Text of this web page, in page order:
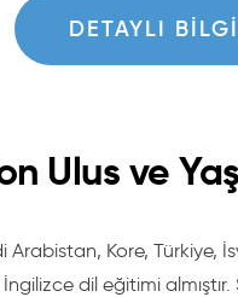
20'den fazla dersten
bu kursların
DETAYLI
Ulus ve
Arabistan, Kore,
dil eğitimi almıştır.